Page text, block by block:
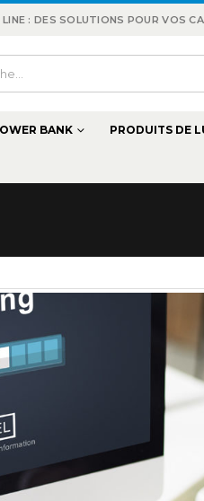
: DES SOLUTIONS POUR VOS
BANK PRODUITS DE